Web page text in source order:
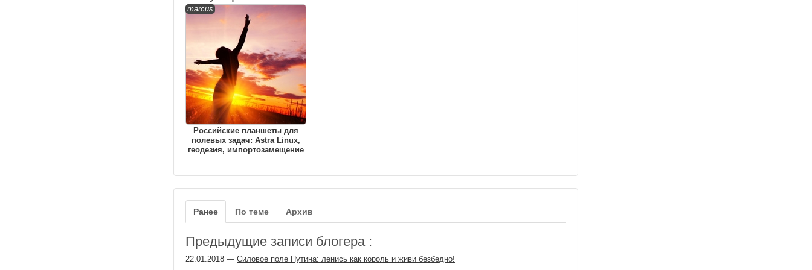
marcus
Российские планшеты для
полевых задач: Astra Linux,
геодезия, импортозамещение
Ранее По теме Архив
Предыдущие записи блогера :
22.01.2018 — Силовое поле Путина: ленись как король и живи безбедно!